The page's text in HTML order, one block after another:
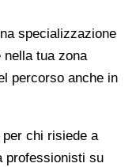
specializzazione
tua zona
percorso anche in
per chi risiede a
professionisti su